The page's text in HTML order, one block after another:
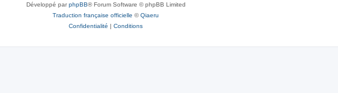
Développé parphpBB® Forum Software © phpBB Limited
Traduction française officielle ©Qiaeru
Confidentialité | Conditions